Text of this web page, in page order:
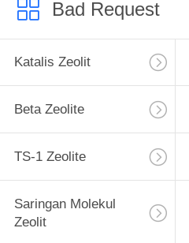
Bad Request
Katalis Zeolit
Beta Zeolite
TS-1 Zeolite
Saringan Molekul
Zeolit